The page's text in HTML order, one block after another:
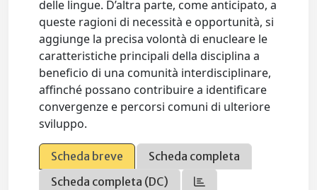
delle lingue. D’altra parte, come anticipato, a
queste ragioni di necessità e opportunità, si
aggiunge la precisa volontà di enucleare le
caratteristiche principali della disciplina a
beneficio di una comunità interdisciplinare,
affinché possano contribuire a identificare
convergenze e percorsi comuni di ulteriore
sviluppo.
Scheda breve
Scheda completa
Scheda completa (DC)